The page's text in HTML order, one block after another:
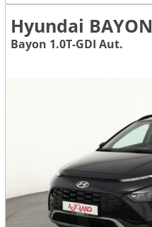
Hyundai BAYON
Bayon 1.0T-GDI Aut.